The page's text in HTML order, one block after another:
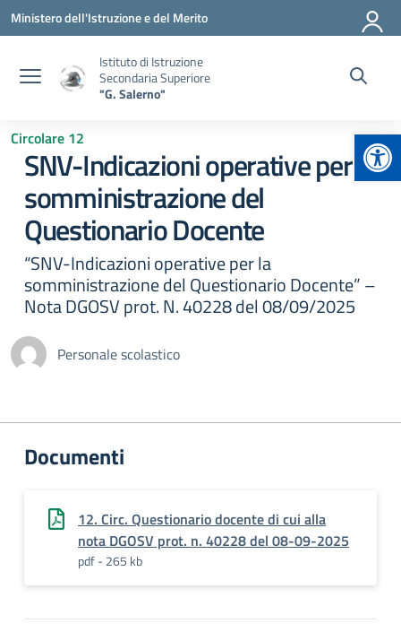
Vai ai contenuti
Vai al menu di navigazione
Vai al footer
Ministero dell'Istruzione e del Merito
Istituto di Istruzione
Secondaria Superiore
"G. Salerno"
Circolare 12
SNV-Indicazioni operative per la
somministrazione del
Questionario Docente
“SNV-Indicazioni operative per la
somministrazione del Questionario Docente” –
Nota DGOSV prot. N. 40228 del 08/09/2025
Personale scolastico
Documenti
12. Circ. Questionario docente di cui alla
nota DGOSV prot. n. 40228 del 08-09-2025
pdf - 265 kb